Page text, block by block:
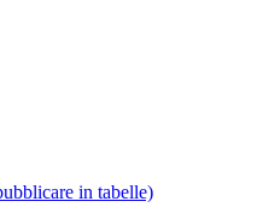
in tabelle)